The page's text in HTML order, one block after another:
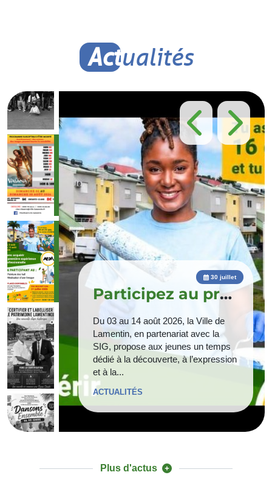
Actualités
Participez au projet " Jeune acteurs...
Du 03 au 14 août 2026, la Ville de
Lamentin, en partenariat avec la
SIG, propose aux jeunes un temps
dédié à la découverte, à l’expression
et à la...
30 juillet
ACTUALITÉS
Plus d'actus